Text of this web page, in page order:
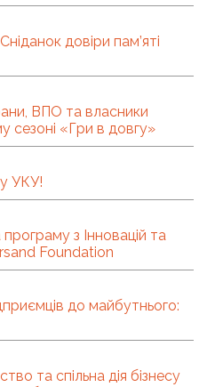
довіри пам’яті
ВПО та власники
сезоні «Гри в довгу»
УКУ!
з Інновацій та
Foundation
до майбутнього:
та спільна дія бізнесу